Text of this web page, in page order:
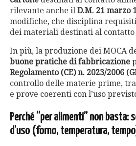
rilevante anche il D.M. 21 marzo
modifiche, che disciplina
dei materiali destinati al
In più, la produzione dei MOCA
buone pratiche di fabbricazione
Regolamento (CE) n. 2023/2006
controllo delle materie prime,
e prove coerenti con l’uso
Perché “per alimenti” non basta:
d’uso (forno, temperatura,